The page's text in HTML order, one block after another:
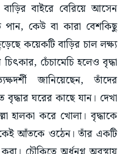
বাইরে বেরিয়ে আসেন
পান, কেউ বা কারা বেশকিছু
কয়েকটি বাড়ির চাল লক্ষ্য
চেঁচামেচি হলেও বৃদ্ধা
জানিয়েছেন, তাঁদের
ঘরের কাছে যান। দেখা
হালকা করে খোলা। বৃদ্ধাকে
আঁতকে ওঠেন। তাঁর একটি